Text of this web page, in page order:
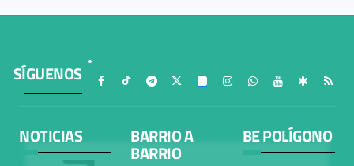
SÍGUENOS
NOTICIAS BARRIO A
BARRIO
BE POLÍGONO